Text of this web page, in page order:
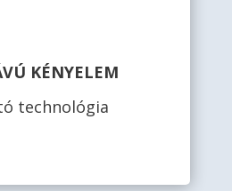
KÉNYELEM
technológia